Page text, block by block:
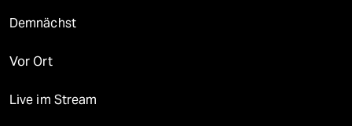
Demnächst
Vor Ort
Live im Stream